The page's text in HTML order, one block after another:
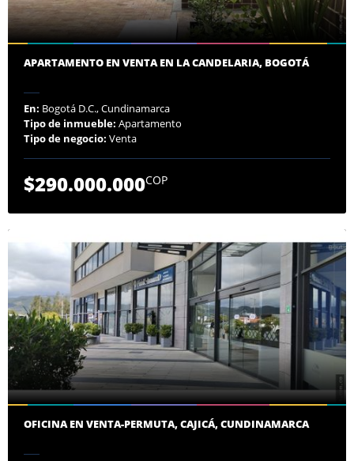
APARTAMENTO EN VENTA EN LA CANDELARIA, BOGOTÁ
En: Bogotá D.C., Cundinamarca
Tipo de inmueble: Apartamento
Tipo de negocio: Venta
$290.000.000COP
OFICINA EN VENTA-PERMUTA, CAJICÁ, CUNDINAMARCA